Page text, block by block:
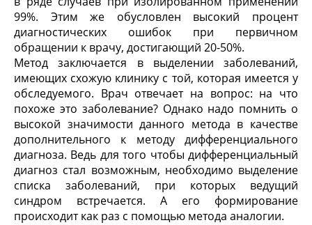
99%. Этим же обусловлен высокий процент
диагностических ошибок при первичном
обращении к врачу, достигающий 20-50%.
Метод заключается в выделении заболеваний,
имеющих схожую клинику с той, которая имеется у
обследуемого. Врач отвечает на вопрос: на что
похоже это заболевание? Однако надо помнить о
высокой значимости данного метода в качестве
дополнительного к методу дифференциального
диагноза. Ведь для того чтобы дифференциальный
диагноз стал возможным, необходимо выделение
списка заболеваний, при которых ведущий
синдром встречается. А его формирование
происходит как раз с помощью метода аналогии.